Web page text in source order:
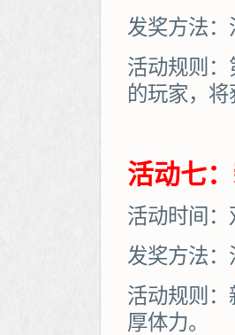
发奖方法
活动规则
的玩家，
活动七
活动时间
发奖方法
活动规则
厚体力。